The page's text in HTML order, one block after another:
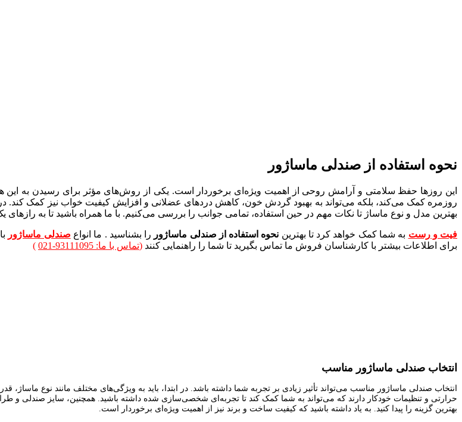
نحوه استفاده از صندلی ماساژور
این روزها حفظ سلامتی و آرامش روحی از اهمیت ویژه‌ای برخوردار است. یکی از روش‌های مؤثر برای رسیدن به
روزمره کمک می‌کند، بلکه می‌تواند به بهبود گردش خون، کاهش دردهای عضلانی و افزایش کیفیت خواب نیز کمک کند. در
بهترین مدل و نوع ماساژ تا نکات مهم در حین استفاده، تمامی جوانب را بررسی می‌کنیم. با ما همراه باشید تا به رازهای
فیت و رست به شما کمک خواهد کرد تا بهترین نحوه استفاده از صندلی ماساژور را بشناسید . ما انواع صندلی ماساژور
برای اطلاعات بیشتر با کارشناسان فروش ما تماس بگیرید تا شما را راهنمایی کنند (تماس با ما: 93111095-021 )
انتخاب صندلی ماساژور مناسب
انتخاب صندلی ماساژور مناسب می‌تواند تأثیر زیادی بر تجربه شما داشته باشد. در ابتدا، باید به ویژگی‌های مختلف مانند نوع
حرارتی و تنظیمات خودکار دارند که می‌تواند به شما کمک کند تا تجربه‌ای شخصی‌سازی شده داشته باشید. همچنین، سایز صندلی و
بهترین گزینه را پیدا کنید. به یاد داشته باشید که کیفیت ساخت و برند نیز از اهمیت ویژه‌ای برخوردار است.